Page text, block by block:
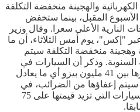
والهجينة منخفضة التكلفة
المقبل، بينما ستخفض
النارية الأعلى سعرا. وقال وزير
"إكس"، يوم أمس الثلاثاء، أن ما
وهجينة منخفضة التكلفة سيتم
السنوية. وذكر أن السيارات في
السوق المحلية التي يتراوح سعرها بين 41 مليون بيزو أي ما يعادل
75 مليون بيزو سيتم إعفاؤها من الضرائب، في
حين ستنخفض الضرائب على السيارات التي تزيد قيمتها على 75